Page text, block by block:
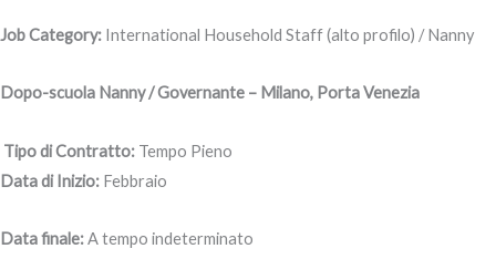
Job Category: International Household Staff (alto profilo) / Nanny
Dopo-scuola Nanny / Governante – Milano, Porta Venezia
Tipo di Contratto: Tempo Pieno
Data di Inizio: Febbraio
Data finale:A tempo indeterminato